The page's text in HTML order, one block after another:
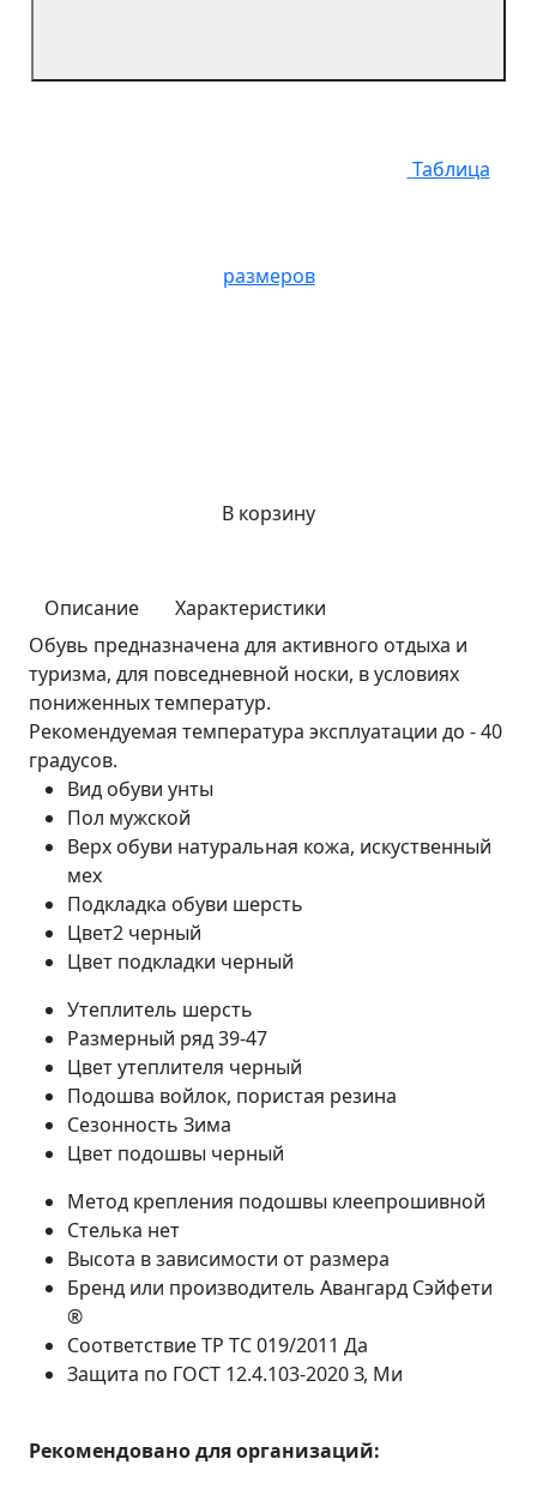
Таблица
размеров
В корзину
Описание
Характеристики
Обувь предназначена для активного отдыха и
туризма, для повседневной носки, в условиях
пониженных температур.
Рекомендуемая температура эксплуатации до - 40
градусов.
Вид обуви унты
Пол мужской
Верх обуви натуральная кожа, искуственный
мех
Подкладка обуви шерсть
Цвет2 черный
Цвет подкладки черный
Утеплитель шерсть
Размерный ряд39-47
Цвет утеплителя черный
Подошва войлок, пористая резина
Сезонность Зима
Цвет подошвы черный
Метод крепления подошвы клеепрошивной
Стелька нет
Высота в зависимости от размера
Бренд или производитель Авангард Сэйфети
®
Соответствие ТР ТС 019/2011 Да
Защита по ГОСТ 12.4.103-2020З, Ми
Рекомендовано для организаций: